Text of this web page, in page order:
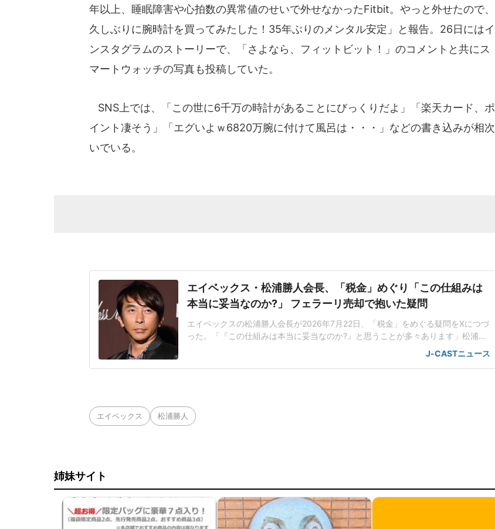
年以上、睡眠障害や心拍数の異常値のせいで外せなかったFitbit。やっと外せたので、
久しぶりに腕時計を買ってみたした！35年ぶりのメンタル安定」と報告。26日にはイ
ンスタグラムのストーリーで、「さよなら、フィットビット！」のコメントと共にス
マートウォッチの写真も投稿していた。
SNS上では、「この世に6千万の時計があることにびっくりだよ」「楽天カード、ポ
イント凄そう」「エグいよｗ6820万腕に付けて風呂は・・・」などの書き込みが相次
いでいる。
エイベックス・松浦勝人会長、「税金」めぐり「この仕組みは
本当に妥当なのか?」 フェラーリ売却で抱いた疑問
エイベックスの松浦勝人会長が2026年7月22日、「税金」をめぐる疑問をXにつづ
った。「『この仕組みは本当に妥当なのか?』と思うことが多々あります」松浦氏
は「税金を払うこと自体に文句はありません。むしろ長年、たくさん納めてきた
という自負があります」とした上で、「ただ、長く生きていると『この仕組みは
J-CASTニュース
エイベックス 松浦勝人
姉妹サイト